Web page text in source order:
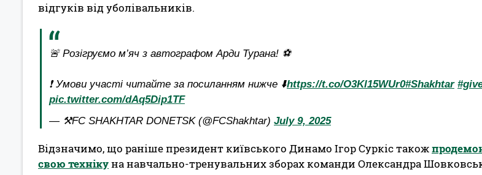
відгуків від уболівальників.
🚨 Розігруємо м’яч з автографом Арди Турана! ⚽️
❗️ Умови участі читайте за посиланням нижче ⬇️https://t.co/O3Kl15WUr0#Shakhtar
pic.twitter.com/dAq5Dip1TF
— ⚒FC SHAKHTAR DONETSK (@FCShakhtar) July 9, 2025
Відзначимо, що раніше президент київського Динамо Ігор Суркіс також
свою технікуна навчально-тренувальних зборах команди Олександра